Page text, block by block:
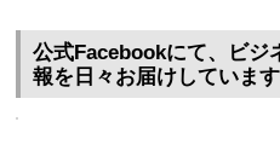
公式Facebookにて、ビジ
報を日々お届けしています